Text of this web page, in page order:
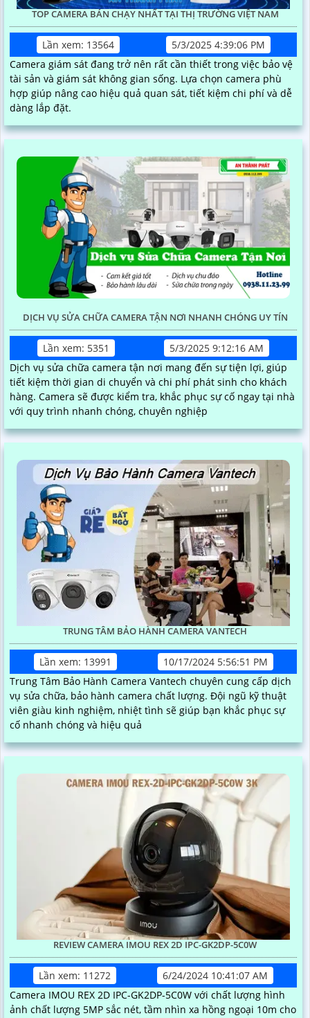
TOP CAMERA BÁN CHẠY NHẤT TẠI THỊ TRƯỜNG VIỆT NAM
Lần xem: 13564
5/3/2025 4:39:06 PM
Camera giám sát đang trở nên rất cần thiết trong việc bảo vệ
tài sản và giám sát không gian sống. Lựa chọn camera phù
hợp giúp nâng cao hiệu quả quan sát, tiết kiệm chi phí và dễ
dàng lắp đặt.
DỊCH VỤ SỬA CHỮA CAMERA TẬN NƠI NHANH CHÓNG UY TÍN
Lần xem: 5351
5/3/2025 9:12:16 AM
Dịch vụ sửa chữa camera tận nơi mang đến sự tiện lợi, giúp
tiết kiệm thời gian di chuyển và chi phí phát sinh cho khách
hàng. Camera sẽ được kiểm tra, khắc phục sự cố ngay tại nhà
với quy trình nhanh chóng, chuyên nghiệp
TRUNG TÂM BẢO HÀNH CAMERA VANTECH
Lần xem: 13991
10/17/2024 5:56:51 PM
Trung Tâm Bảo Hành Camera Vantech chuyên cung cấp dịch
vụ sửa chữa, bảo hành camera chất lượng. Đội ngũ kỹ thuật
viên giàu kinh nghiệm, nhiệt tình sẽ giúp bạn khắc phục sự
cố nhanh chóng và hiệu quả
REVIEW CAMERA IMOU REX 2D IPC-GK2DP-5C0W
Lần xem: 11272
6/24/2024 10:41:07 AM
Camera IMOU REX 2D IPC-GK2DP-5C0W với chất lượng hình
ảnh chất lượng 5MP sắc nét, tầm nhìn xa hồng ngoại 10m cho